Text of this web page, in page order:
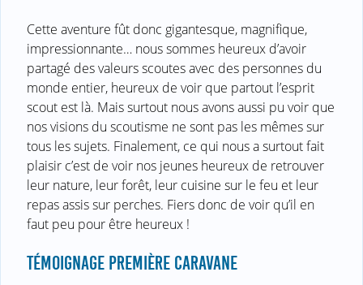
Cette aventure fût donc gigantesque, magnifique,
impressionnante… nous sommes heureux d’avoir
partagé des valeurs scoutes avec des personnes du
monde entier, heureux de voir que partout l’esprit
scout est là. Mais surtout nous avons aussi pu voir que
nos visions du scoutisme ne sont pas les mêmes sur
tous les sujets. Finalement, ce qui nous a surtout fait
plaisir c’est de voir nos jeunes heureux de retrouver
leur nature, leur forêt, leur cuisine sur le feu et leur
repas assis sur perches. Fiers donc de voir qu’il en
faut peu pour être heureux !
TÉMOIGNAGE PREMIÈRE CARAVANE